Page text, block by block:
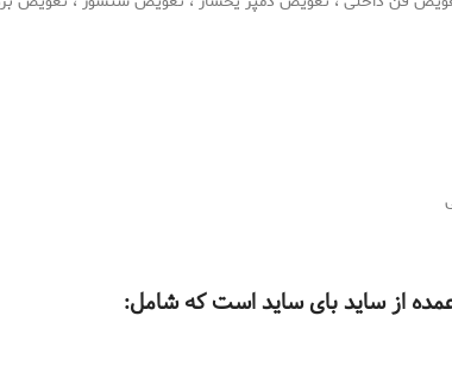
از ساید بای ساید است که شامل: